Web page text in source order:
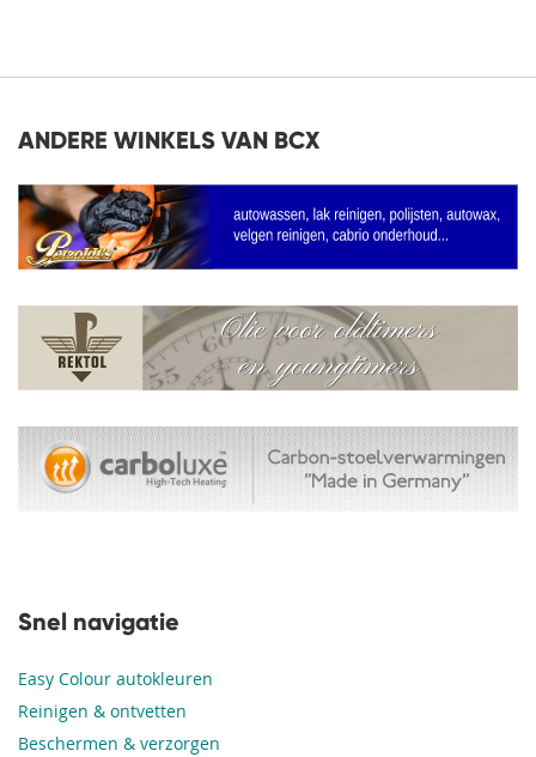
ANDERE WINKELS VAN BCX
Snel navigatie
Easy Colour autokleuren
Reinigen & ontvetten
Beschermen & verzorgen